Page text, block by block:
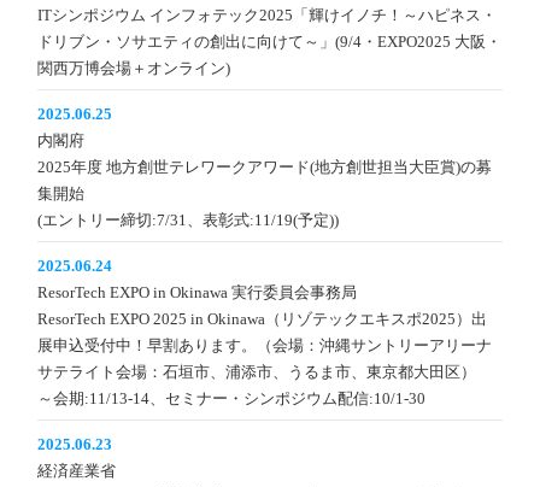
ITシンポジウム インフォテック2025「輝けイノチ！～ハピネス・
ドリブン・ソサエティの創出に向けて～」(9/4・EXPO2025 大阪・
関西万博会場＋オンライン)
2025.06.25
内閣府
2025年度 地方創世テレワークアワード(地方創世担当大臣賞)の募
集開始
(エントリー締切:7/31、表彰式:11/19(予定))
2025.06.24
ResorTech EXPO in Okinawa 実行委員会事務局
ResorTech EXPO 2025 in Okinawa（リゾテックエキスポ2025）出
展申込受付中！早割あります。（会場：沖縄サントリーアリーナ
サテライト会場：石垣市、浦添市、うるま市、東京都大田区）
～会期:11/13-14、セミナー・シンポジウム配信:10/1-30
2025.06.23
経済産業省